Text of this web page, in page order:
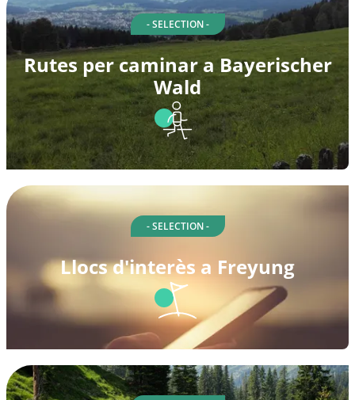
- SELECTION -
Rutes per caminar a Bayerischer
Wald
- SELECTION -
Llocs d'interès a Freyung